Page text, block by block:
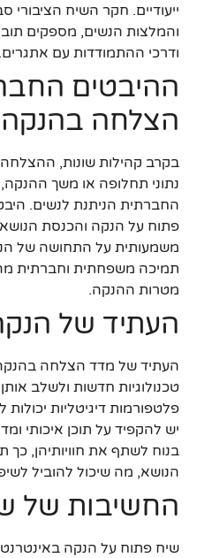
ייעודיים. חקר השיח הציבורי
והמלצות הנשים, מספקים
ודרכי ההתמודדות עם אתגרים.
ההיבטים
הצלחה בהנקה
בקרב קהילות שונות,
נתוני תחלופה או משך
החברתית הניתנת לנשים.
פתוח על הנקה והכנסת
משמעותית על התחושה של
תמיכה משפחתית וחברתית
מטרות ההנקה.
העתיד של
העתיד של מדד הצלחה
טכנולוגיות חדשות ולשלב
פלטפורמות דיגיטליות
יש להקפיד על תוכן איכותי
בנוח לשתף את חוויותיהן,
הנושא, מה שיכול להוביל
החשיבות של
שיח פתוח על הנקה